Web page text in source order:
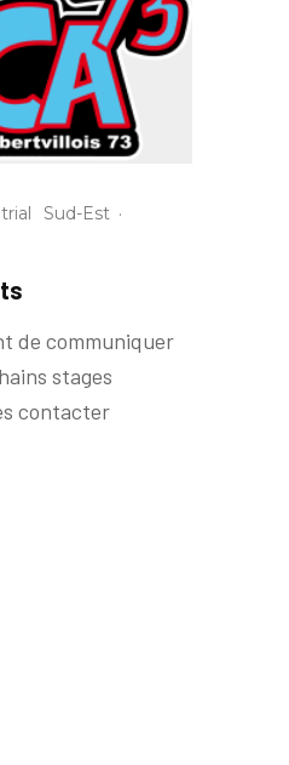
Sud-Est ·
de communiquer
stages
contacter